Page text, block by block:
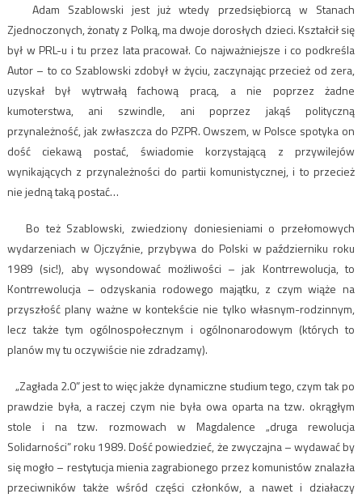
Adam Szablowski jest już wtedy przedsiębiorcą w Stanach
Zjednoczonych, żonaty z Polką, ma dwoje dorosłych dzieci. Kształcił się
był w PRL-u i tu przez lata pracował. Co najważniejsze i co podkreśla
Autor – to co Szablowski zdobył w życiu, zaczynając przecież od zera,
uzyskał był wytrwałą fachową pracą, a nie poprzez żadne
kumoterstwa, ani szwindle, ani poprzez jakąś polityczną
przynależność, jak zwłaszcza do PZPR. Owszem, w Polsce spotyka on
dość ciekawą postać, świadomie korzystającą z przywilejów
wynikających z przynależności do partii komunistycznej, i to przecież
nie jedną taką postać…
Bo też Szablowski, zwiedziony doniesieniami o przełomowych
wydarzeniach w Ojczyźnie, przybywa do Polski w październiku roku
1989 (sic!), aby wysondować możliwości – jak Kontrrewolucja, to
Kontrrewolucja – odzyskania rodowego majątku, z czym wiąże na
przyszłość plany ważne w kontekście nie tylko własnym-rodzinnym,
lecz także tym ogólnospołecznym i ogólnonarodowym (których to
planów my tu oczywiście nie zdradzamy).
„Zagłada 2.0” jest to więc jakże dynamiczne studium tego, czym tak po
prawdzie była, a raczej czym nie była owa oparta na tzw. okrągłym
stole i na tzw. rozmowach w Magdalence „druga rewolucja
Solidarności” roku 1989. Dość powiedzieć, że zwyczajna – wydawać by
się mogło – restytucja mienia zagrabionego przez komunistów znalazła
przeciwników także wśród części członków, a nawet i działaczy